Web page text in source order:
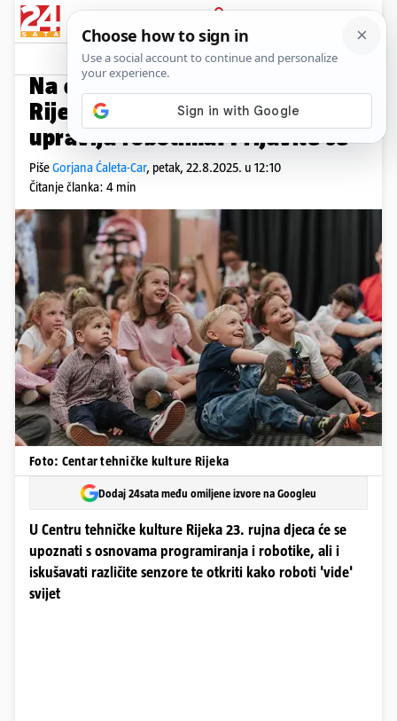
PRIJAVA
Native sadržaj
DIGITALNI RECEPT
Na eventu Budi chef škole u
Rijeci djeca će učiti kako se
upravlja robotima! Prijavite se
PišeGorjana Ćaleta-Car, petak, 22.8.2025. u 12:10
Čitanje članka: 4 min
Foto: Centar tehničke kulture Rijeka
Dodaj 24sata među omiljene izvore na Googleu
U Centru tehničke kulture Rijeka 23. rujna djeca će se
upoznati s osnovama programiranja i robotike, ali i
iskušavati različite senzore te otkriti kako roboti 'vide'
svijet